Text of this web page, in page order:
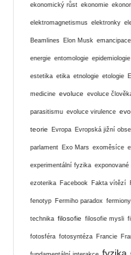
ekonomický růst ekonomie
elektromagnetismus elektronky
Beamlines Elon Musk
energie entomologie epidemiologie
estetika etika etnologie etologie
medicine evoluce evoluce
parasitismu evoluce virulence
teorie Evropa Evropská jižní
parlament Exo Mars exoměsíce
experimentální fyzika exponované
ezoterika Facebook Fakta vítězí
fenotyp Fermiho paradox fermiony
technika filosofie filosofie mysli
fotosféra fotosyntéza Francie
fyzika